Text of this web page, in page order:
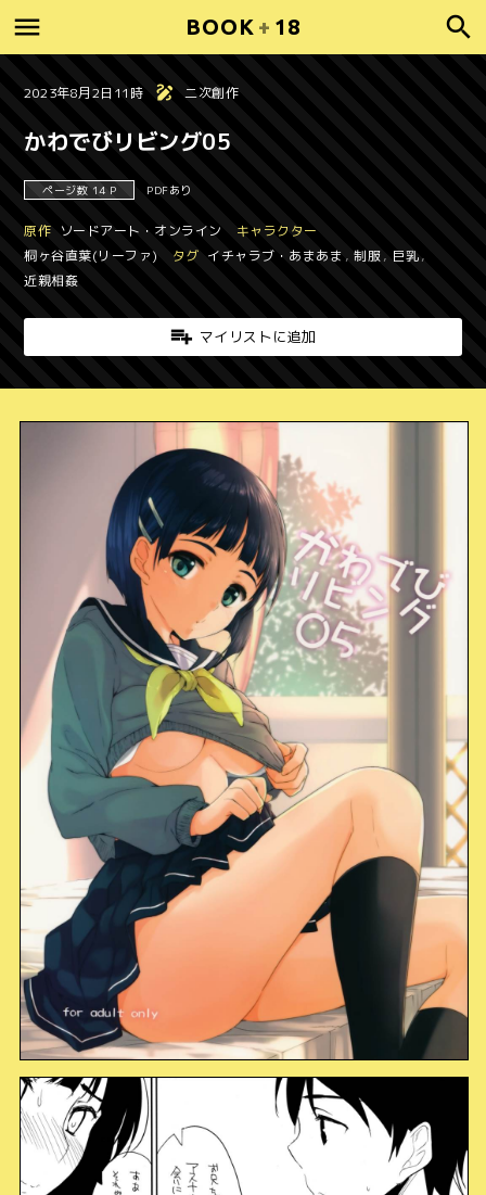
BOOK + 18
2023年8月2日11時 二次創作
かわでびリビング05
ページ数 14 P PDFあり
原作 ソードアート・オンライン
キャラクター
桐ヶ谷直葉(リーファ)
タグ イチャラブ・あまあま ,制服, 巨乳,
近親相姦
マイリストに追加